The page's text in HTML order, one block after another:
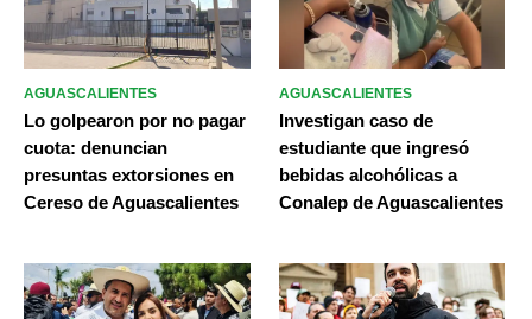
AGUASCALIENTES
Lo golpearon por no pagar
cuota: denuncian
presuntas extorsiones en
Cereso de Aguascalientes
AGUASCALIENTES
Investigan caso de
estudiante que ingresó
bebidas alcohólicas a
Conalep de Aguascalientes